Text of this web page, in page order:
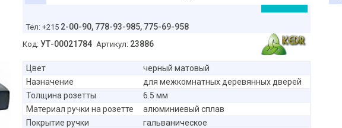
Тел: +215 2-00-90, 778-93-985, 775-69-958
Код: УТ-00021784 Артикул: 23886
Цвет
черный матовый
Назначение
для межкомнатных деревянных дверей
Толщина розетты
6.5 мм
Материал ручки на розетте
алюминиевый сплав
Покрытие ручки
гальваническое